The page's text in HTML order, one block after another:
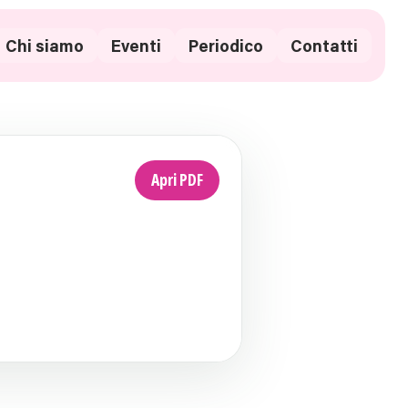
Apri PDF
Chi siamo Eventi Periodico Contatti